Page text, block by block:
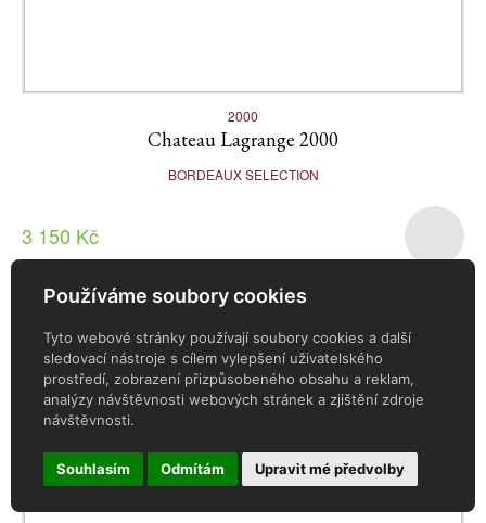
Používáme soubory cookies
Tyto webové stránky používají soubory cookies a další
sledovací nástroje s cílem vylepšení uživatelského
prostředí, zobrazení přizpůsobeného obsahu a reklam,
analýzy návštěvnosti webových stránek a zjištění zdroje
návštěvnosti.
Souhlasím Odmítám Upravit mé předvolby
2000
Chateau Lagrange 2000
BORDEAUX SELECTION
3 150 Kč